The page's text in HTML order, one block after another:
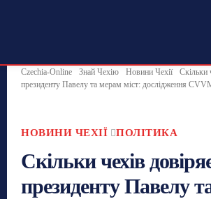
Czechia-Online Знай Чехію Новини Чехії
Скільки
президенту Павелу та мерам міст: дослідження
НОВИНИ ЧЕХІЇ ПОЛІТИКА
Скільки чехів
президенту Павелу